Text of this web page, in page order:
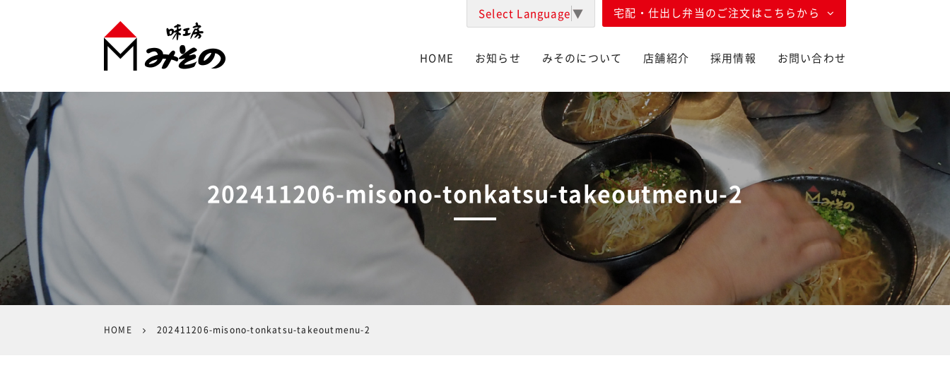
Select Language▼ 宅配・仕出し弁当のご注文はこちらから
HOME お知らせ みそのについて 店舗紹介 採用情報 お問い合わせ
202411206-misono-tonkatsu-takeoutmenu-2
HOME 202411206-misono-tonkatsu-takeoutmenu-2